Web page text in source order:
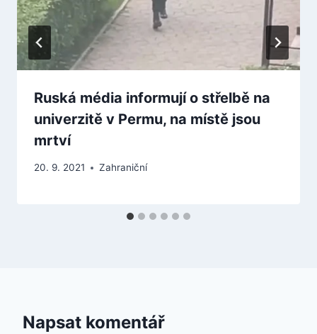
Ruská média informují o střelbě na
univerzitě v Permu, na místě jsou
mrtví
20. 9. 2021 Zahraniční
Napsat komentář